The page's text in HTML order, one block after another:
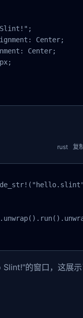
Center;
Center;
rust 复
的窗口，这展